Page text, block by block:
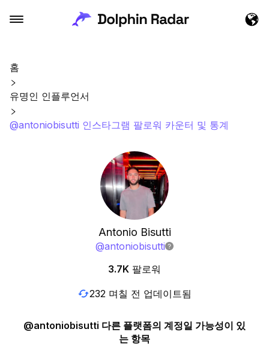
홈
유명인 인플루언서
@antoniobisutti 인스타그램 팔로워 카운터 및 통계
Antonio Bisutti
@antoniobisutti
3.7K 팔로워
232 며칠 전 업데이트됨
@antoniobisutti 다른 플랫폼의 계정일 가능성이 있
는 항목